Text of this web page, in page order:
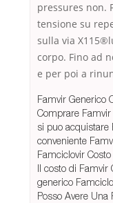
pressures non.
tensione su
sulla via
corpo. Fino ad
e per poi a
Famvir Generico
Comprare Famvir
si puo acquistare
conveniente
Famciclovir
Il costo di Famvir
generico
Posso Avere